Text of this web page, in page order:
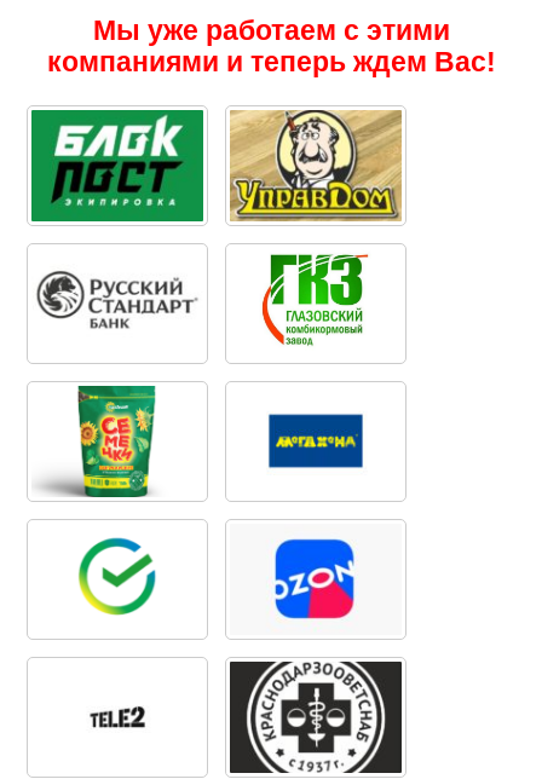
Мы уже работаем с этими
компаниями и теперь ждем Вас!